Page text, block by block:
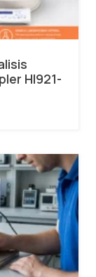
HI921-